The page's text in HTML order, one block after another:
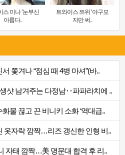
스 미나 ‘눈부신
아름다..
트와이스 쯔위 ‘야구모
자만 써..
쫓겨나 “점심 때 4병 마셔”(바..
샷 남겨주는 다정남‥파파라치에 ..
물 끊고 끈 비니키 소화 ‘역대급..
옷자락 깜짝…리즈 갱신한 인형 비..
자태 깜짝…美 명문대 합격 후 리..